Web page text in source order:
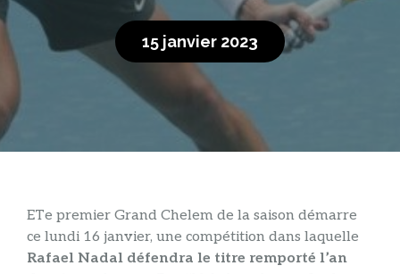
15 janvier 2023
ETe premier Grand Chelem de la saison démarre
ce lundi 16 janvier, une compétition dans laquelle
Rafael Nadal défendra le titre remporté l’an